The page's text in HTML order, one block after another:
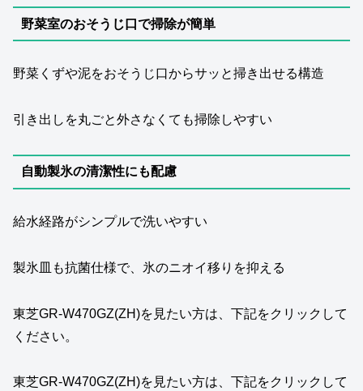
野菜室のおそうじ口で掃除が簡単
野菜くずや泥をおそうじ口からサッと掃き出せる構造
引き出しを丸ごと外さなくても掃除しやすい
自動製氷の清潔性にも配慮
給水経路がシンプルで洗いやすい
製氷皿も抗菌仕様で、氷のニオイ移りを抑える
東芝GR‑W470GZ(ZH)を見たい方は、下記をクリックして
ください。
東芝GR‑W470GZ(ZH)を見たい方は、下記をクリックして